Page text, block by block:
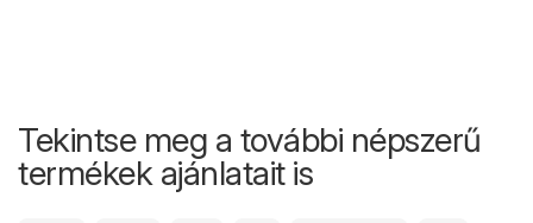
Tekintse meg a további népszerű
termékek ajánlatait is